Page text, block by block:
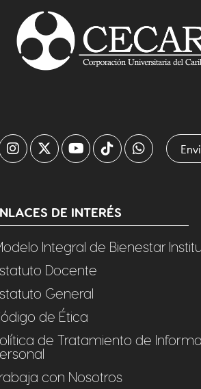
DE INTERÉS
Integral de Bienestar
Docente
General
de Ética
de Tratamiento de
con Nosotros